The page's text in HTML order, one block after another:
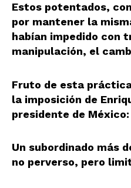
Estos potentados,
por mantener la
habían impedido con
manipulación, el
Fruto de esta
la imposición de
presidente de México:
Un subordinado más
no perverso, pero